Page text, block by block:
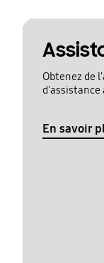
Obtenez de
d'assistance
En savoir